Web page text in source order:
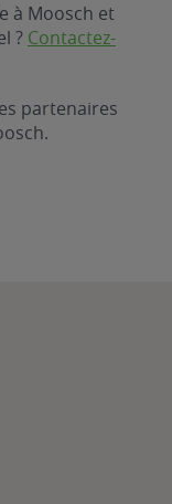
à Moosch et
? Contactez-
partenaires